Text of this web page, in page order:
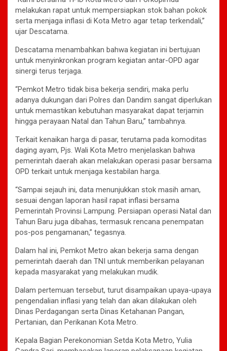
melakukan rapat untuk mempersiapkan stok bahan pokok
serta menjaga inflasi di Kota Metro agar tetap terkendali,”
ujar Descatama.
Descatama menambahkan bahwa kegiatan ini bertujuan
untuk menyinkronkan program kegiatan antar-OPD agar
sinergi terus terjaga.
“Pemkot Metro tidak bisa bekerja sendiri, maka perlu
adanya dukungan dari Polres dan Dandim sangat diperlukan
untuk memastikan kebutuhan masyarakat dapat terjamin
hingga perayaan Natal dan Tahun Baru,” tambahnya.
Terkait kenaikan harga di pasar, terutama pada komoditas
daging ayam, Pjs. Wali Kota Metro menjelaskan bahwa
pemerintah daerah akan melakukan operasi pasar bersama
OPD terkait untuk menjaga kestabilan harga.
“Sampai sejauh ini, data menunjukkan stok masih aman,
sesuai dengan laporan hasil rapat inflasi bersama
Pemerintah Provinsi Lampung. Persiapan operasi Natal dan
Tahun Baru juga dibahas, termasuk rencana penempatan
pos-pos pengamanan,” tegasnya.
Dalam hal ini, Pemkot Metro akan bekerja sama dengan
pemerintah daerah dan TNI untuk memberikan pelayanan
kepada masyarakat yang melakukan mudik.
Dalam pertemuan tersebut, turut disampaikan upaya-upaya
pengendalian inflasi yang telah dan akan dilakukan oleh
Dinas Perdagangan serta Dinas Ketahanan Pangan,
Pertanian, dan Perikanan Kota Metro.
Kepala Bagian Perekonomian Setda Kota Metro, Yulia